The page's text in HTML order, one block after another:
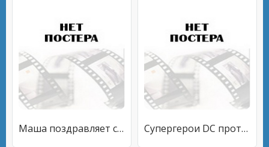
Маша поздравляет с Новым Годом и Рождеством Супергерои DC против Орлиного когтя